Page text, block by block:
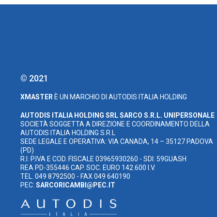
© 2021
XMASTER È UN MARCHIO DI AUTODIS ITALIA HOLDING
AUTODIS ITALIA HOLDING SRLSARCO S.R.L. UNIPERSONALE
SOCIETÀ SOGGETTA A DIREZIONE E COORDINAMENTO DELLA
AUTODIS ITALIA HOLDING S.R.L
SEDE LEGALE E OPERATIVA: VIA CANADA, 14 – 35127 PADOVA
(PD)
R.I. P.IVA E COD. FISCALE 03965930260 - SDI: 59GUASH
REA PD-355446 CAP. SOC. EURO 142.600 I.V.
TEL. 049 8792500 - FAX 049 640190
PEC: SARCORICAMBI@PEC.IT